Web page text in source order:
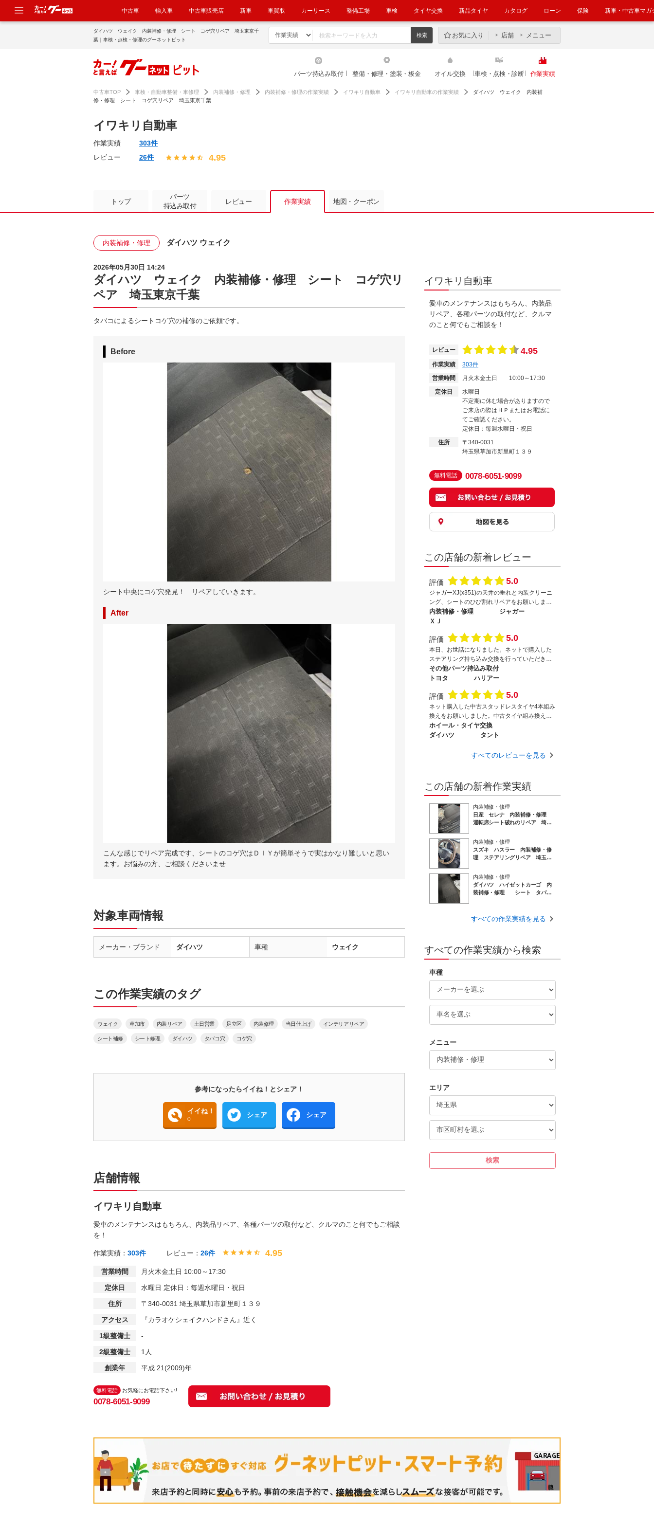
中古車 輸入車 中古車販売店 新車 車買取 カーリース 整備工場 車検 タイヤ交換 新品タイヤ カタログ ローン 保険 新車・中古車マガ
ダイハツ ウェイク 内装補修・修理 シート コゲ穴リペア 埼玉東京千
葉｜車検・点検・修理のグーネットピット
お気に入り 店舗 メニュー
パーツ持込み取付 整備・修理・塗装・板金 オイル交換 車検・点検・診断 作業実績
中古車TOP 車検・自動車整備・車修理 内装補修・修理 内装補修・修理の作業実績 イワキリ自動車 イワキリ自動車の作業実績
ダイハツ ウェイク 内装補
修・修理 シート コゲ穴リペア 埼玉東京千葉
イワキリ自動車
作業実績
303件
レビュー
26件 4.95
トップ
パーツ
持込み取付
レビュー 作業実績 地図・クーポン
内装補修・修理 ダイハツ ウェイク
2026年05月30日 14:24
ダイハツ ウェイク 内装補修・修理 シート コゲ穴リ
ペア 埼玉東京千葉
タバコによるシートコゲ穴の補修のご依頼です。
Before
シート中央にコゲ穴発見！ リペアしていきます。
After
こんな感じでリペア完成です、シートのコゲ穴はＤＩＹが簡単そうで実はかなり難しいと思い
ます。お悩みの方、ご相談くださいませ
対象車両情報
メーカー・ブランド ダイハツ 車種 ウェイク
この作業実績のタグ
ウェイク 草加市 内装リペア 土日営業 足立区 内装修理 当日仕上げ インテリアリペア
シート補修 シート修理 ダイハツ タバコ穴 コゲ穴
参考になったらイイね！とシェア！
イイね！
0
シェア シェア
店舗情報
イワキリ自動車
愛車のメンテナンスはもちろん、内装品リペア、各種パーツの取付など、クルマのこと何でもご相談
を！
作業実績： 303件 レビュー： 26件 4.95
営業時間 月火木金土日 10:00～17:30
定休日 水曜日 定休日：毎週水曜日・祝日
住所 〒340-0031 埼玉県草加市新里町１３９
アクセス 『カラオケシェイクハンドさん』近く
1級整備士 -
2級整備士 1人
創業年 平成 21(2009)年
無料電話 お気軽にお電話下さい!
0078-6051-9099
イワキリ自動車
愛車のメンテナンスはもちろん、内装品
リペア、各種パーツの取付など、クルマ
のこと何でもご相談を！
レビュー 4.95
作業実績 303件
営業時間
月火木金土日
10:00～17:30
定休日
水曜日
不定期に休む場合がありますので
ご来店の際はＨＰまたはお電話に
てご確認ください。
定休日：毎週水曜日・祝日
住所
〒340-0031
埼玉県草加市新里町１３９
無料電話 0078-6051-9099
この店舗の新着レビュー
評価 5.0
ジャガーXJ(x351)の天井の垂れと内装クリーニ
ング、シートのひび割れリペアをお願いしまし
た。 ジャガーXJはツインサンルーフで開口部
が2ヶ所だったり構造上車外に出しづらかった
もらえなかったり断わられたり、とても高額な
見積もりを出されたりが常ですが、イワキリさ
んは嫌な顔をせずその他の気になっていた部分
の相談にも乗って頂けました。 仕上がりはも
ちろん、『流石プロの仕事』でした。 若干の
が、、『良く見ると黒ではない暗いネイビー』
の内装にはとてもマッチしていて気に入りまし
た。 これからの季節、お身体くれぐれもご自
愛ください。ありがとうございました。
内装補修・修理
ジャガー
ＸＪ
評価 5.0
本日、お世話になりました。ネットで購入した
ステアリング持ち込み交換を行っていただきま
した。口コミで当店を選びましたが、全てにお
いて満足できました。またご利用したいと思い
その他パーツ持込み取付
トヨタ
ハリアー
評価 5.0
ネット購入した中古スタッドレスタイヤ4本組み
換えをお願いしました。中古タイヤ組み換え時
のリスク等も丁寧にご説明いただきました。作
業は1時間弱で終了、幸い無事に組み換え作業は
ます。残暑厳しい中、汗を拭きながら見送って
ホイール・タイヤ交換
ダイハツ
タント
すべてのレビューを見る
この店舗の新着作業実績
内装補修・修理
日産 セレナ 内装補修・修理
運転席シート破れのリペア 埼玉
内装補修・修理
スズキ ハスラー 内装補修・修
理 ステアリングリペア 埼玉東
内装補修・修理
ダイハツ ハイゼットカーゴ 内
装補修・修理 シート タバコ
すべての作業実績を見る
すべての作業実績から検索
車種
メニュー
エリア